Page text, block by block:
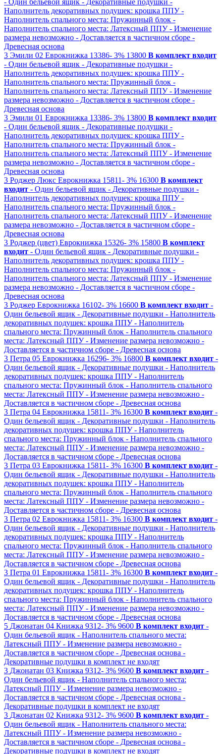
Наполнитель декоративных подушек: крошка ППУ -
Наполнитель спального места: Пружинный блок -
Наполнитель спального места: Латексный ППУ - Изменение
размера невозможно - Доставляется в частичном сборе -
Древесная основа
3 Эмили 02 Еврокнижка 13386- 3% 13800 В комплект входит
- Один бельевой ящик - Декоративные подушки -
Наполнитель декоративных подушек: крошка ППУ -
Наполнитель спального места: Пружинный блок -
Наполнитель спального места: Латексный ППУ - Изменение
размера невозможно - Доставляется в частичном сборе -
Древесная основа
3 Эмили 01 Еврокнижка 13386- 3% 13800 В комплект входит
- Один бельевой ящик - Декоративные подушки -
Наполнитель декоративных подушек: крошка ППУ -
Наполнитель спального места: Пружинный блок -
Наполнитель спального места: Латексный ППУ - Изменение
размера невозможно - Доставляется в частичном сборе -
Древесная основа
3 Роджер Люкс Еврокнижка 15811- 3% 16300 В комплект
входит - Один бельевой ящик - Декоративные подушки -
Наполнитель декоративных подушек: крошка ППУ -
Наполнитель спального места: Пружинный блок -
Наполнитель спального места: Латексный ППУ - Изменение
размера невозможно - Доставляется в частичном сборе -
Древесная основа
3 Роджер (цвет) Еврокнижка 15326- 3% 15800 В комплект
входит - Один бельевой ящик - Декоративные подушки -
Наполнитель декоративных подушек: крошка ППУ -
Наполнитель спального места: Пружинный блок -
Наполнитель спального места: Латексный ППУ - Изменение
размера невозможно - Доставляется в частичном сборе -
Древесная основа
3 Роджер Еврокнижка 16102- 3% 16600 В комплект входит -
Один бельевой ящик - Декоративные подушки - Наполнитель
декоративных подушек: крошка ППУ - Наполнитель
спального места: Пружинный блок - Наполнитель спального
места: Латексный ППУ - Изменение размера невозможно -
Доставляется в частичном сборе - Древесная основа
3 Петра 05 Еврокнижка 16296- 3% 16800 В комплект входит -
Один бельевой ящик - Декоративные подушки - Наполнитель
декоративных подушек: крошка ППУ - Наполнитель
спального места: Пружинный блок - Наполнитель спального
места: Латексный ППУ - Изменение размера невозможно -
Доставляется в частичном сборе - Древесная основа
3 Петра 04 Еврокнижка 15811- 3% 16300 В комплект входит -
Один бельевой ящик - Декоративные подушки - Наполнитель
декоративных подушек: крошка ППУ - Наполнитель
спального места: Пружинный блок - Наполнитель спального
места: Латексный ППУ - Изменение размера невозможно -
Доставляется в частичном сборе - Древесная основа
3 Петра 03 Еврокнижка 15811- 3% 16300 В комплект входит -
Один бельевой ящик - Декоративные подушки - Наполнитель
декоративных подушек: крошка ППУ - Наполнитель
спального места: Пружинный блок - Наполнитель спального
места: Латексный ППУ - Изменение размера невозможно -
Доставляется в частичном сборе - Древесная основа
3 Петра 02 Еврокнижка 15811- 3% 16300 В комплект входит -
Один бельевой ящик - Декоративные подушки - Наполнитель
декоративных подушек: крошка ППУ - Наполнитель
спального места: Пружинный блок - Наполнитель спального
места: Латексный ППУ - Изменение размера невозможно -
Доставляется в частичном сборе - Древесная основа
3 Петра 01 Еврокнижка 15811- 3% 16300 В комплект входит -
Один бельевой ящик - Декоративные подушки - Наполнитель
декоративных подушек: крошка ППУ - Наполнитель
спального места: Пружинный блок - Наполнитель спального
места: Латексный ППУ - Изменение размера невозможно -
Доставляется в частичном сборе - Древесная основа
5 Джонатан 04 Книжка 9312- 3% 9600 В комплект входит -
Один бельевой ящик - Наполнитель спального места:
Латексный ППУ - Изменение размера невозможно -
Доставляется в частичном сборе - Древесная основа -
Декоративные подушки в комплект не входят
3 Джонатан 03 Книжка 9312- 3% 9600 В комплект входит -
Один бельевой ящик - Наполнитель спального места:
Латексный ППУ - Изменение размера невозможно -
Доставляется в частичном сборе - Древесная основа -
Декоративные подушки в комплект не входят
3 Джонатан 02 Книжка 9312- 3% 9600 В комплект входит -
Один бельевой ящик - Наполнитель спального места:
Латексный ППУ - Изменение размера невозможно -
Доставляется в частичном сборе - Древесная основа -
Декоративные подушки в комплект не входят